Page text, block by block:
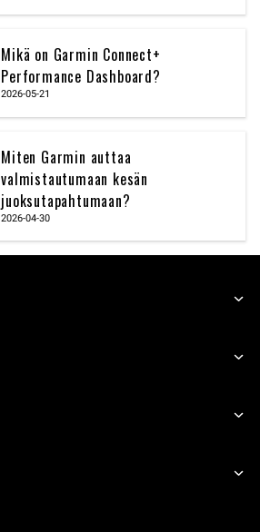
Mikä on Garmin Connect+
Performance Dashboard?
2026-05-21
Miten Garmin auttaa
valmistautumaan kesän
juoksutapahtumaan?
2026-04-30